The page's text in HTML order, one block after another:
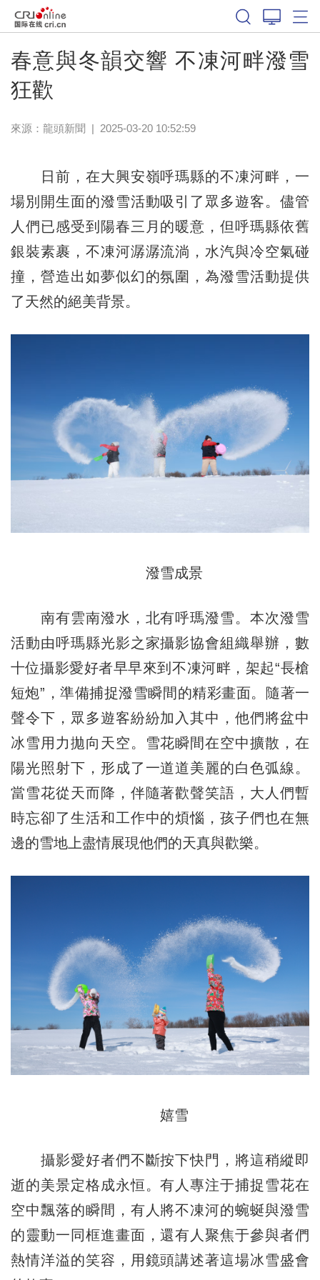
春意與冬韻交響 不凍河畔潑雪
狂歡
來源： 龍頭新聞 | 2025-03-20 10:52:59
日前，在大興安嶺呼瑪縣的不凍河畔，一
場別開生面的潑雪活動吸引了眾多遊客。儘管
人們已感受到陽春三月的暖意，但呼瑪縣依舊
銀裝素裹，不凍河潺潺流淌，水汽與冷空氣碰
撞，營造出如夢似幻的氛圍，為潑雪活動提供
了天然的絕美背景。
潑雪成景
南有雲南潑水，北有呼瑪潑雪。本次潑雪
活動由呼瑪縣光影之家攝影協會組織舉辦，數
十位攝影愛好者早早來到不凍河畔，架起“長槍
短炮”，準備捕捉潑雪瞬間的精彩畫面。隨著一
聲令下，眾多遊客紛紛加入其中，他們將盆中
冰雪用力拋向天空。雪花瞬間在空中擴散，在
陽光照射下，形成了一道道美麗的白色弧線。
當雪花從天而降，伴隨著歡聲笑語，大人們暫
時忘卻了生活和工作中的煩惱，孩子們也在無
邊的雪地上盡情展現他們的天真與歡樂。
嬉雪
攝影愛好者們不斷按下快門，將這稍縱即
逝的美景定格成永恒。有人專注于捕捉雪花在
空中飄落的瞬間，有人將不凍河的蜿蜒與潑雪
的靈動一同框進畫面，還有人聚焦于參與者們
熱情洋溢的笑容，用鏡頭講述著這場冰雪盛會